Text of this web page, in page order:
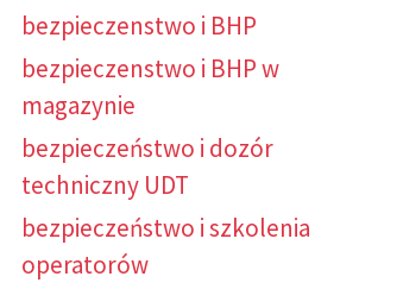
bezpieczenstwo i BHP
bezpieczenstwo i BHP w
magazynie
bezpieczeństwo i dozór
techniczny UDT
bezpieczeństwo i szkolenia
operatorów